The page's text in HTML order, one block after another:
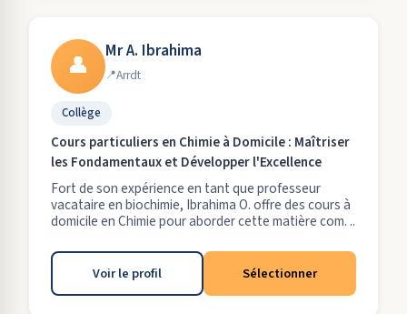
👤 Mr A. Ibrahima
Arrdt
Collège
Cours particuliers en Chimie à Domicile : Maîtriser
les Fondamentaux et Développer l'Excellence
Fort de son expérience en tant que professeur
vacataire en biochimie, Ibrahima O. offre des cours à
domicile en Chimie pour aborder cette matière com. ..
Voir le profil Sélectionner